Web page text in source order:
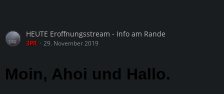
HEUTE Eroffnungsstream - Info am Rande
3PR 29. November 2019
Moin, Ahoi und Hallo.